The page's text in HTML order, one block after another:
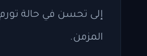
إلى تحسن في حالة
المزمن.